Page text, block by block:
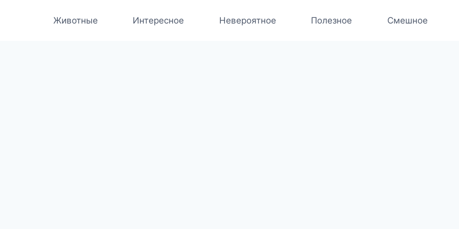
Животные Интересное Невероятное Полезное Смешное